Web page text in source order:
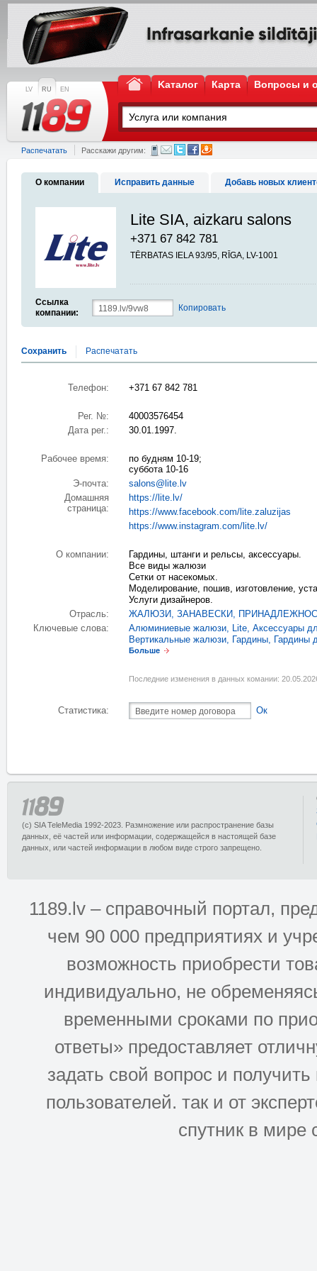
LV RU EN Kаталог Карта Вопросы и
Распечатать Расскажи другим:
О компании Исправить данные Добавь новых
Lite SIA, aizkaru salons
+371 67 842 781
TĒRBATAS IELA 93/95, RĪGA, LV-1001
Ссылка
компании:
Копировать
Сохранить Распечатать
Телефон: +371 67 842 781
Рег. №:
40003576454
Дата рег.:
30.01.1997.
Рабочее время:
по будням 10-19;
суббота 10-16
Э-почта:
salons@lite.lv
Домашняя
страница:
https://lite.lv/
https://www.facebook.com/lite.zaluzijas
https://www.instagram.com/lite.lv/
О компании:
Гардины, штанги и рельсы, аксессуары.
Все виды жалюзи
Сетки от насекомых.
Моделирование, пошив, изготовление,
Услуги дизайнеров.
Отрасль:
ЖАЛЮЗИ, ЗАНАВЕСКИ,
Ключевые слова:
Aлюминиевые жалюзи, Lite, Аксессуары
Вертикальные жалюзи, Гардины, Гардины
Больше
Последние изменения в данных комании:
Статистика: Ок
(c) SIA TeleMedia 1992-2023. Размножение или распространение базы
данных, её частей или информации, содержащейся в настоящей базе
данных, или частей информации в любом виде строго запрещено.
1189.lv – справочный портал,
чем 90 000 предприятиях и
возможность приобрести
индивидуально, не
временными сроками по
ответы» предоставляет
задать свой вопрос и
пользователей. так и от
спутник в